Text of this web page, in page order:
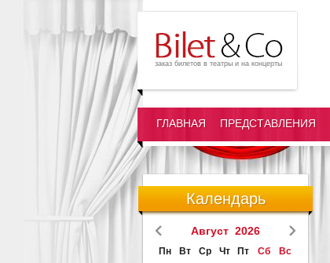
заказ билетов в театры и на концерты
ГЛАВНАЯ ПРЕДСТАВЛЕНИЯ
Календарь
Август 2026
Пн Вт Ср Чт Пт Сб Вс